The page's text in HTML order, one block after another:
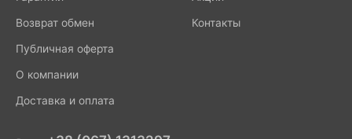
Возврат обмен
Публичная оферта
О компании
Доставка и оплата
Контакты